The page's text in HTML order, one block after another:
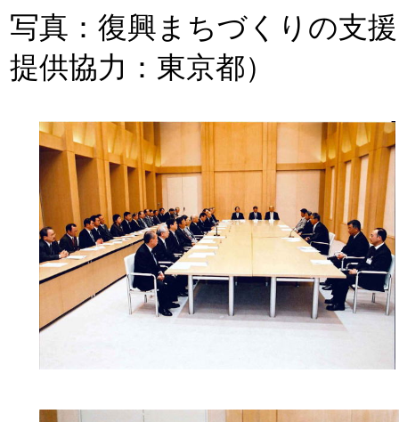
写真：復興まちづくりの支
提供協力：東京都）